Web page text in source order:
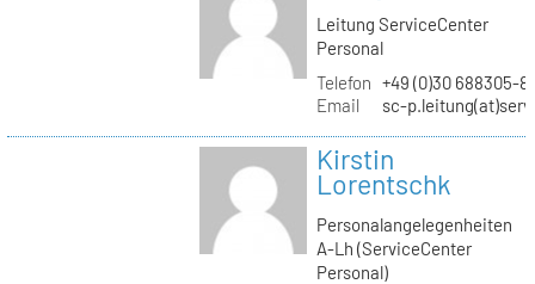
Leitung ServiceCenter
Personal
Telefon +49 (0)30 688305-
Email
sc-
Kirstin
Lorentschk
Personalangelegenheiten
A-Lh (ServiceCenter
Personal)